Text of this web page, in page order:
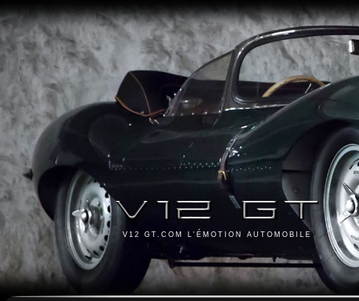
V12 GT.COM L'ÉMOTION AUTOMOBILE